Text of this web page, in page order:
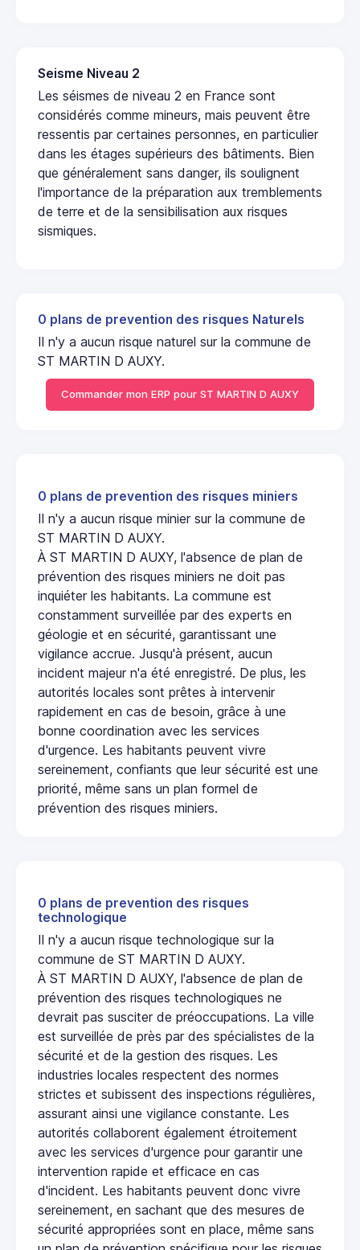
Seisme Niveau 2
Les séismes de niveau 2 en France sont
considérés comme mineurs, mais peuvent être
ressentis par certaines personnes, en particulier
dans les étages supérieurs des bâtiments. Bien
que généralement sans danger, ils soulignent
l'importance de la préparation aux tremblements
de terre et de la sensibilisation aux risques
sismiques.
0 plans de prevention des risques Naturels
Il n'y a aucun risque naturel sur la commune de
ST MARTIN D AUXY.
Commander mon ERP pour ST MARTIN D AUXY
0 plans de prevention des risques miniers
Il n'y a aucun risque minier sur la commune de
ST MARTIN D AUXY.
À ST MARTIN D AUXY, l'absence de plan de
prévention des risques miniers ne doit pas
inquiéter les habitants. La commune est
constamment surveillée par des experts en
géologie et en sécurité, garantissant une
vigilance accrue. Jusqu'à présent, aucun
incident majeur n'a été enregistré. De plus, les
autorités locales sont prêtes à intervenir
rapidement en cas de besoin, grâce à une
bonne coordination avec les services
d'urgence. Les habitants peuvent vivre
sereinement, confiants que leur sécurité est une
priorité, même sans un plan formel de
prévention des risques miniers.
0 plans de prevention des risques
technologique
Il n'y a aucun risque technologique sur la
commune de ST MARTIN D AUXY.
À ST MARTIN D AUXY, l'absence de plan de
prévention des risques technologiques ne
devrait pas susciter de préoccupations. La ville
est surveillée de près par des spécialistes de la
sécurité et de la gestion des risques. Les
industries locales respectent des normes
strictes et subissent des inspections régulières,
assurant ainsi une vigilance constante. Les
autorités collaborent également étroitement
avec les services d'urgence pour garantir une
intervention rapide et efficace en cas
d'incident. Les habitants peuvent donc vivre
sereinement, en sachant que des mesures de
sécurité appropriées sont en place, même sans